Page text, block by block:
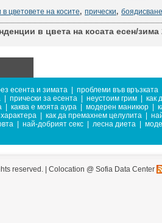
цветовете на косите, прически, боядисване
в цвета на косата есен/зима
есента и зимата
проблеми във връзката
прически за есента неустоим грим
как
каква е моята аура модерен маникюр
как да премахнем целулита
най-добрият секс лесна диета
reserved. | Colocation @ Sofia Data Center